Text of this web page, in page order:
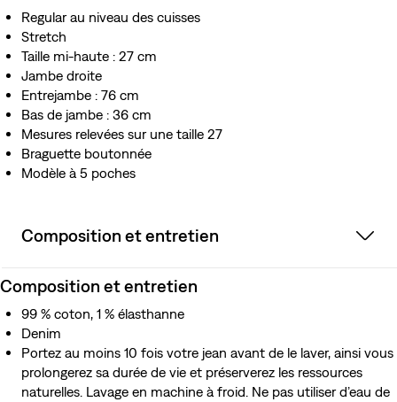
Regular au niveau des cuisses
Stretch
Taille mi-haute : 27 cm
Jambe droite
Entrejambe : 76 cm
Bas de jambe : 36 cm
Mesures relevées sur une taille 27
Braguette boutonnée
Modèle à 5 poches
Composition et entretien
Composition et entretien
99 % coton, 1 % élasthanne
Denim
Portez au moins 10 fois votre jean avant de le laver, ainsi vous
prolongerez sa durée de vie et préserverez les ressources
naturelles. Lavage en machine à froid. Ne pas utiliser d’eau de